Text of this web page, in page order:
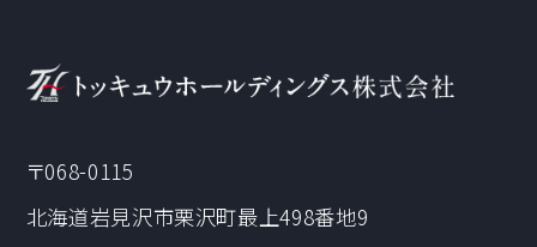
〒068-0115
北海道岩見沢市栗沢町最上498番地9